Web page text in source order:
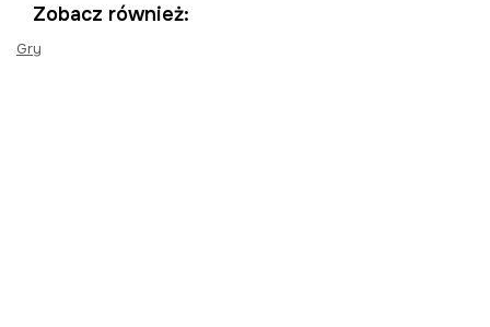
Zobacz również:
Gry